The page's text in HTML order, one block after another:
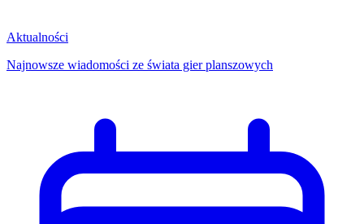
Aktualności
Najnowsze wiadomości ze świata gier planszowych